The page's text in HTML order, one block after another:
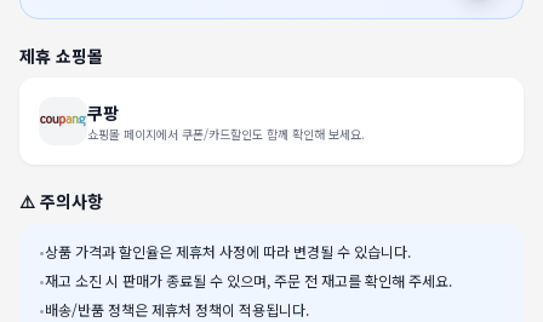
제휴 쇼핑몰
쿠팡
쇼핑몰 페이지에서 쿠폰/카드할인도 함께 확인해 보세요.
⚠️ 주의사항
•상품 가격과 할인율은 제휴처 사정에 따라 변경될 수 있습니다.
•재고 소진 시 판매가 종료될 수 있으며, 주문 전 재고를 확인해 주세요.
•배송/반품 정책은 제휴처 정책이 적용됩니다.